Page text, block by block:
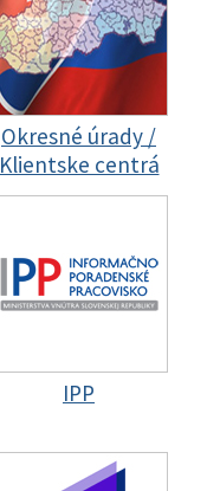
Okresné úrady /
Klientske centrá
IPP